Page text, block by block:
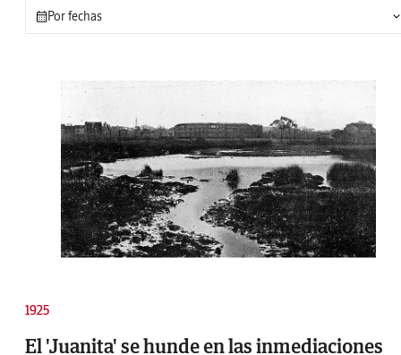
Por fechas
1925
El 'Juanita' se hunde en las inmediaciones